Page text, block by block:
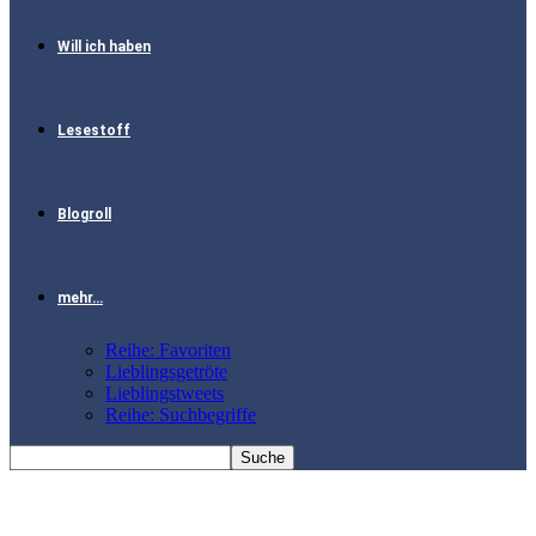
Will ich haben
Lesestoff
Blogroll
mehr…
Reihe: Favoriten
Lieblingsgetröte
Lieblingstweets
Reihe: Suchbegriffe